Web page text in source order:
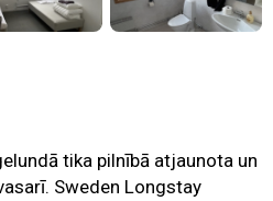
tika pilnībā atjaunota un
Sweden Longstay